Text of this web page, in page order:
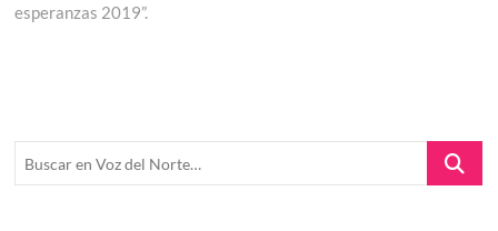
esperanzas 2019”.
Buscar